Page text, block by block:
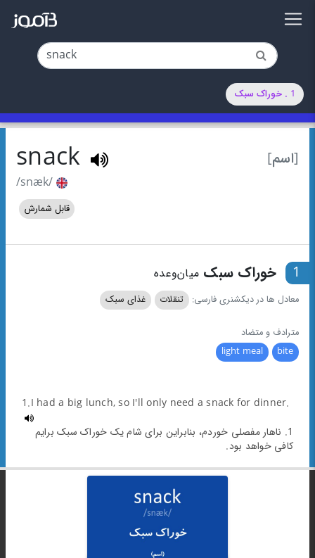
1 . خوراک سبک
[اسم] snack
/snæk/
قابل شمارش
1 خوراک سبک میان‌وعده
معادل ها در دیکشنری فارسی: تنقلات غذای سبک
مترادف و متضاد
bite
light meal
1.I had a big lunch, so I'll only need a snack for dinner.
1. ناهار مفصلی خوردم، بنابراین برای شام یک خوراک سبک برایم
کافی خواهد بود.